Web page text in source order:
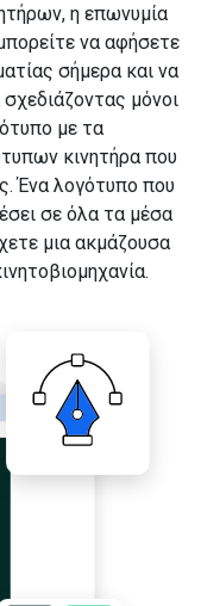
η επωνυμία
να αφήσετε
σήμερα και να
μόνοι
με τα
κινητήρα που
Ένα λογότυπο που
σε όλα τα μέσα
μια ακμάζουσα